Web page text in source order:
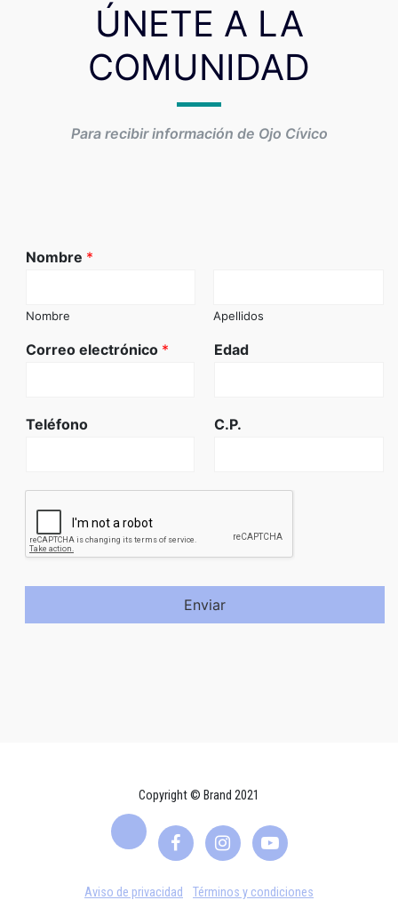
ÚNETE A LA
COMUNIDAD
Para recibir información de Ojo Cívico
Nombre *
Nombre Apellidos
Correo electrónico * Edad
Teléfono C.P.
Enviar
Copyright © Brand 2021
Aviso de privacidad Términos y condiciones